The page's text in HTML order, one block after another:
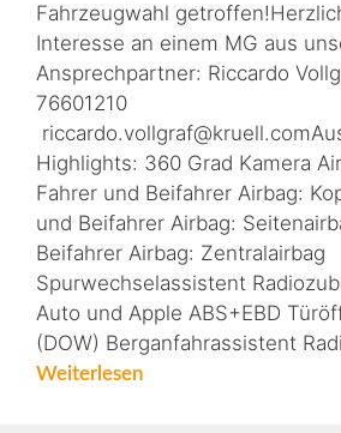
Fahrzeugwahl
Interesse an einem MG aus
Ansprechpartner: Riccardo
76601210
Highlights: 360 Grad Kamera
Fahrer und Beifahrer Airbag:
und Beifahrer Airbag:
Beifahrer Airbag: Zentralairbag
Spurwechselassistent
Auto und Apple ABS+EBD
(DOW) Berganfahrassistent
Weiterlesen